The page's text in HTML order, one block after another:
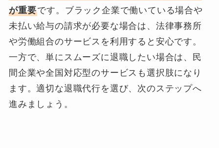
が重要です。ブラック企業で働いている場合や
未払い給与の請求が必要な場合は、法律事務所
や労働組合のサービスを利用すると安心です。
一方で、単にスムーズに退職したい場合は、民
間企業や全国対応型のサービスも選択肢になり
ます。適切な退職代行を選び、次のステップへ
進みましょう。